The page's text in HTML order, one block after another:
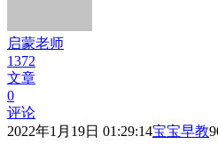
启蒙老师
1372
文章
0
评论
2022年1月19日 01:29:14宝宝早教